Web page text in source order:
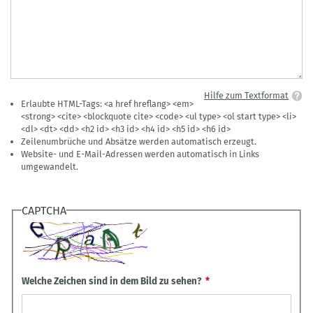
Hilfe zum Textformat
Erlaubte HTML-Tags: <a href hreflang> <em>
<strong> <cite> <blockquote cite> <code> <ul type> <ol start type> <li>
<dl> <dt> <dd> <h2 id> <h3 id> <h4 id> <h5 id> <h6 id>
Zeilenumbrüche und Absätze werden automatisch erzeugt.
Website- und E-Mail-Adressen werden automatisch in Links
umgewandelt.
CAPTCHA
Welche Zeichen sind in dem Bild zu sehen?